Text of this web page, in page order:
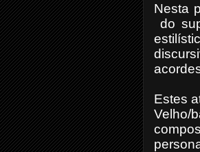
Nesta
do
Estes
Velho/